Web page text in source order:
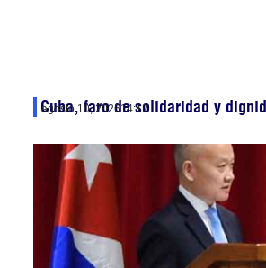
Cuba, faro de solidaridad y
agosto 10, 202614:12